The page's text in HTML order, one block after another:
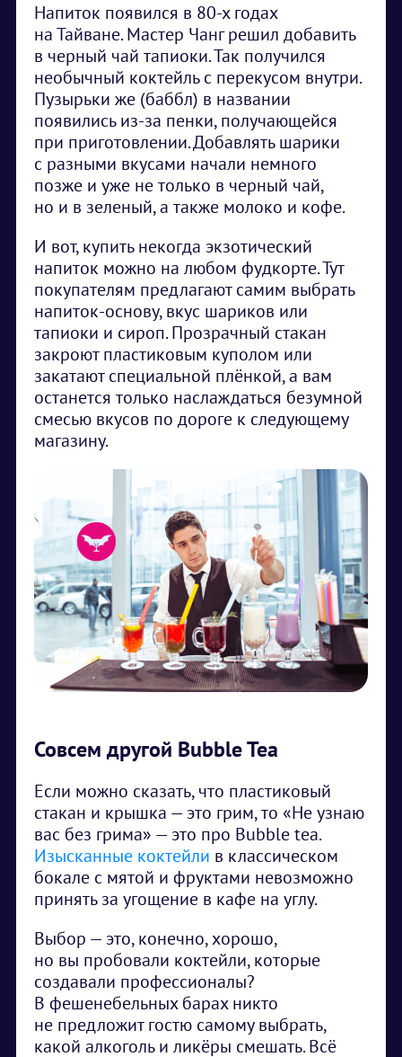
Напиток появился в 80-х годах
на Тайване. Мастер Чанг решил добавить
в черный чай тапиоки. Так получился
необычный коктейль с перекусом внутри.
Пузырьки же (баббл) в названии
появились из-за пенки, получающейся
при приготовлении. Добавлять шарики
с разными вкусами начали немного
позже и уже не только в черный чай,
но и в зеленый, а также молоко и кофе.
И вот, купить некогда экзотический
напиток можно на любом фудкорте. Тут
покупателям предлагают самим выбрать
напиток-основу, вкус шариков или
тапиоки и сироп. Прозрачный стакан
закроют пластиковым куполом или
закатают специальной плёнкой, а вам
останется только наслаждаться безумной
смесью вкусов по дороге к следующему
магазину.
Совсем другой Bubble Tea
Если можно сказать, что пластиковый
стакан и крышка — это грим, то «Не узнаю
вас без грима» — это про Bubble tea.
Изысканные коктейли в классическом
бокале с мятой и фруктами невозможно
принять за угощение в кафе на углу.
Выбор — это, конечно, хорошо,
но вы пробовали коктейли, которые
создавали профессионалы?
В фешенебельных барах никто
не предложит гостю самому выбрать,
какой алкоголь и ликёры смешать. Всё